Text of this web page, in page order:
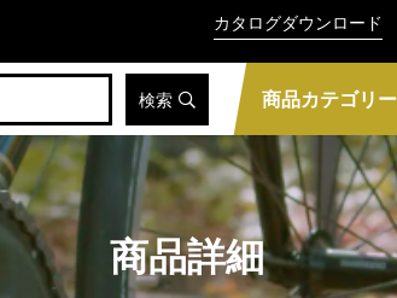
カタログダウンロード
検索 商品カテゴリ
商品詳細